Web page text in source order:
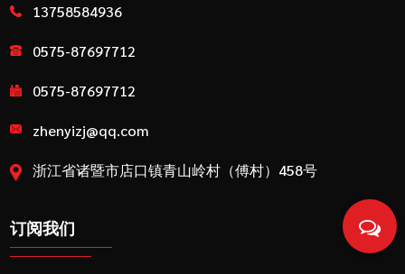
13758584936
0575-87697712
0575-87697712
zhenyizj@qq.com
浙江省诸暨市店口镇青山岭村（傅村）458号
订阅我们